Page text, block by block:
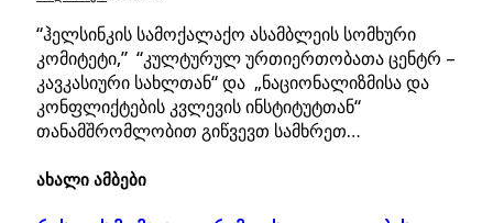
“ჰელსინკის სამოქალაქო ასამბლეის სომხური
კომიტეტი,” “კულტურულ ურთიერთობათა ცენტრ –
კავკასიური სახლთან“ და „ნაციონალიზმისა და
კონფლიქტების კვლევის ინსტიტუტთან“
თანამშრომლობით გიწვევთ სამხრეთ…
ახალი ამბები